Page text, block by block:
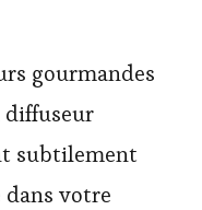
gourmandes
diffuseur
subtilement
dans votre